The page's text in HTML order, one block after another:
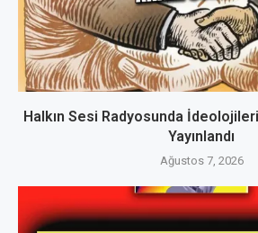
Halkın Sesi Radyosunda
Yayınlandı
Ağustos 7, 2026